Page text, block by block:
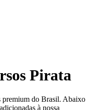
Pirata
premium do Brasil. Abaixo
à nossa